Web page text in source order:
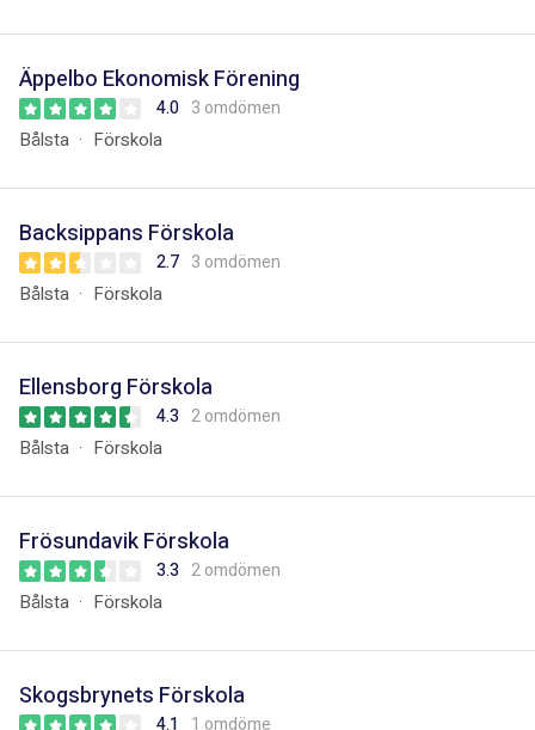
Äppelbo Ekonomisk Förening
4.0 3 omdömen
Bålsta Förskola
Backsippans Förskola
2.7 3 omdömen
Bålsta Förskola
Ellensborg Förskola
4.3 2 omdömen
Bålsta Förskola
Frösundavik Förskola
3.3 2 omdömen
Bålsta Förskola
Skogsbrynets Förskola
4.1 1 omdöme